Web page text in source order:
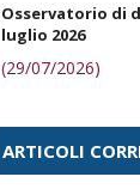
Osservatorio di
luglio 2026
(29/07/2026)
ARTICOLI